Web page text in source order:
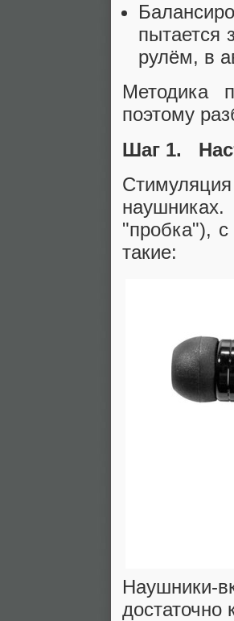
пытается
рулём, в
Методика
поэтому
Шаг 1.
"пробка"),
такие:
Наушники-
достаточно